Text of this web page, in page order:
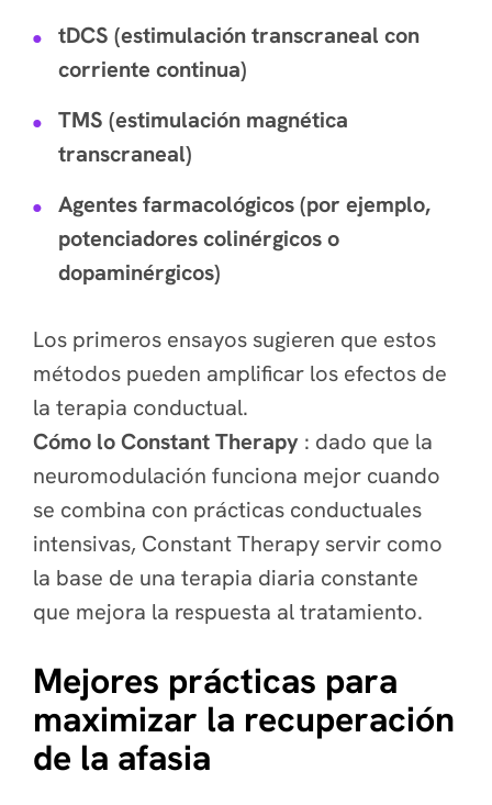
tDCS (estimulación transcraneal con
corriente continua)
TMS (estimulación magnética
transcraneal)
Agentes farmacológicos (por ejemplo,
potenciadores colinérgicos o
dopaminérgicos)
Los primeros ensayos sugieren que estos
métodos pueden amplificar los efectos de
la terapia conductual.
Cómo lo Constant Therapy : dado que la
neuromodulación funciona mejor cuando
se combina con prácticas conductuales
intensivas, Constant Therapy servir como
la base de una terapia diaria constante
que mejora la respuesta al tratamiento.
Mejores prácticas para
maximizar la recuperación
de la afasia